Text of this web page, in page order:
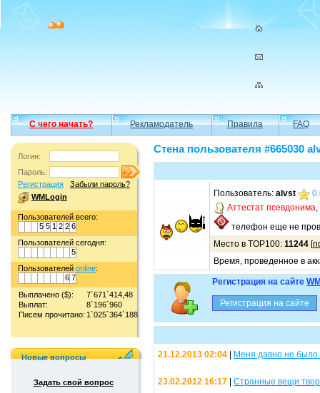
С чего начать? Рекламодатель Правила FAQ
Логин:
Пароль:
Регистрация
Забыли пароль?
WMLogin
Пользователей всего:
5 5 1 2 2 6
Пользователей сегодня:
5
Пользователей online:
6 7
Выплачено ($):
7`671`414,48
Выплат:
8`196`960
Писем прочитано: 1`025`364`188
Новые вопросы
Задать свой вопрос
Стена пользователя #665030
Пользователь: alvst
Аттестат псевдонима
телефон еще не
Место в TOP100: 11244 [
Время, проведенное в
Регистрация на сайте
21.12.2013 02:04 Меня давно не было.
23.02.2012 16:17 Странные вещи